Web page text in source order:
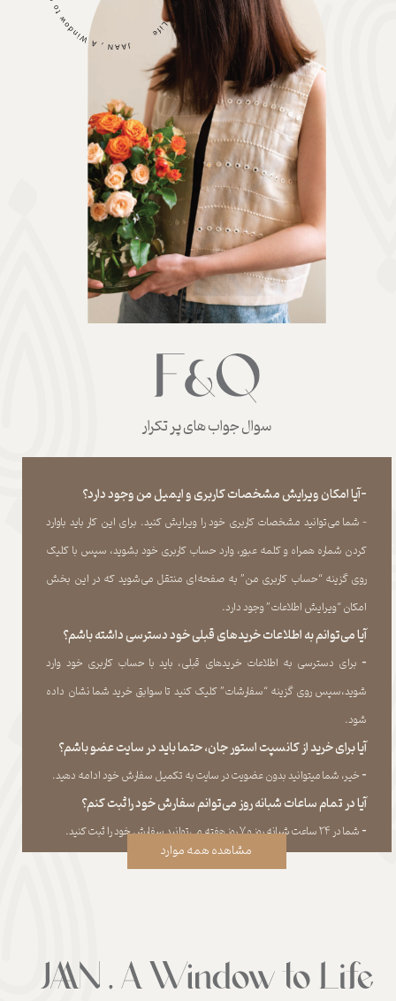
سوال جواب های پر تکرار
-آیا امکان ویرایش مشخصات کاربری و ایمیل من وجود دارد؟
- شما می‏‌توانید مشخصات کاربری خود را ویرایش کنید. برای این کار باید باوارد
کردن شماره همراه و کلمه عبور، وارد حساب کاربری خود بشوید، سپس با کلیک
روی گزینه “حساب کاربری من” به صفحه‏‌ای منتقل می‏‌شوید که در این بخش
امکان “ویرایش اطلاعات” وجود دارد.​​​​​​​
آیا می‌‏توانم به اطلاعات خریدهای قبلی خود دسترسی داشته باشم؟
​​​​​​​- برای دسترسی به اطلاعات خریدهای قبلی، باید با حساب کاربری خود وارد
شوید،سپس روی گزینه “سفارشات” کلیک کنید تا سوابق خرید شما نشان داده
‏شود.​​​​​​​
آیا برای خرید از کانسپت استور جان، حتما باید در سایت عضو باشم؟
​​​​​​​- خیر، شما میتوانید بدون عضویت در سایت به تکمیل سفارش خود ادامه دهید.​​​​​​​
آیا در تمام ساعات شبانه روز می‌توانم سفارش خود را ثبت کنم؟
​​​​​​​​​​​​​​- شما در ۲۴ ساعت شبانه روز و ۷ روز هفته می‌‏توانید سفارش خود را ثبت کنید.
مشاهده همه موارد